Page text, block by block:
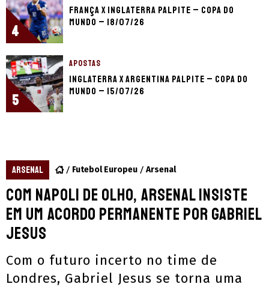
4
França x Inglaterra palpite – Copa do
Mundo – 18/07/26
5
APOSTAS
Inglaterra x Argentina palpite – Copa do
Mundo – 15/07/26
ARSENAL Futebol Europeu Arsenal
Com Napoli de olho, Arsenal insiste
em um acordo permanente por Gabriel
Jesus
Com o futuro incerto no time de
Londres, Gabriel Jesus se torna uma